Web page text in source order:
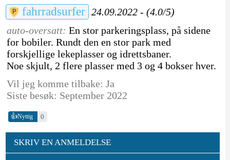
fahrradsurfer 24.09.2022 - (4.0/5)
auto-oversatt: En stor parkeringsplass, på sidene
for bobiler. Rundt den en stor park med
forskjellige lekeplasser og idrettsbaner.
Noe skjult, 2 flere plasser med 3 og 4 bokser hver.
Vil jeg komme tilbake: Ja
Siste besøk: September 2022
👍Nyttig 0
SKRIV EN ANMELDELSE